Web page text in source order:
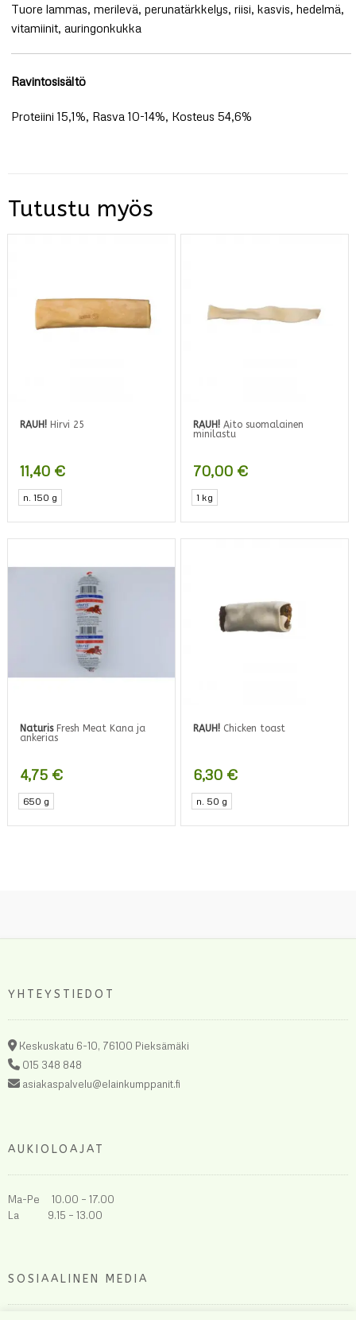
Tuore lammas, merilevä, perunatärkkelys, riisi, kasvis, hedelmä,
vitamiinit, auringonkukka
Ravintosisältö
Proteiini 15,1%, Rasva 10-14%, Kosteus 54,6%
Tutustu myös
RAUH! Hirvi 25
11,40 €
n. 150 g
RAUH! Aito suomalainen
minilastu
70,00 €
1 kg
NaturisFresh Meat Kana ja
ankerias
4,75 €
650 g
RAUH! Chicken toast
6,30 €
n. 50 g
YHTEYSTIEDOT
Keskuskatu 6-10, 76100 Pieksämäki
015 348 848
asiakaspalvelu@elainkumppanit.fi
AUKIOLOAJAT
Ma-Pe 10.00 – 17.00
La 9.15 – 13.00
SOSIAALINEN MEDIA